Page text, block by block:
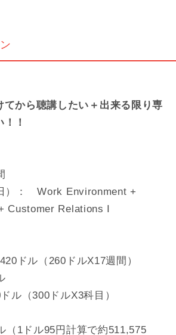
てから聴講したい＋出来る限り専
！
）： Work Environment +
Customer Relations I
ドル（260ドルX17週間）
ル（300ドルX3科目）
1ドル95円計算で約511,575